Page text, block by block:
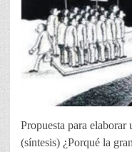
Propuesta para
(síntesis) ¿Porqué la